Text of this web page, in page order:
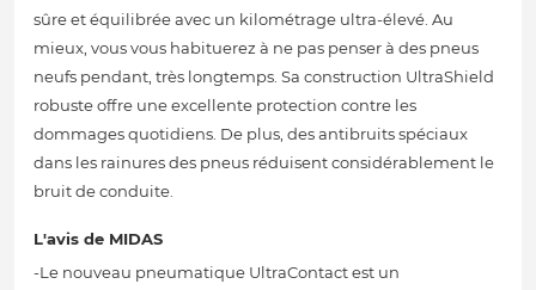
sûre et équilibrée avec un kilométrage ultra-élevé. Au
mieux, vous vous habituerez à ne pas penser à des pneus
neufs pendant, très longtemps. Sa construction UltraShield
robuste offre une excellente protection contre les
dommages quotidiens. De plus, des antibruits spéciaux
dans les rainures des pneus réduisent considérablement le
bruit de conduite.
L'avis de MIDAS
-Le nouveau pneumatique UltraContact est un